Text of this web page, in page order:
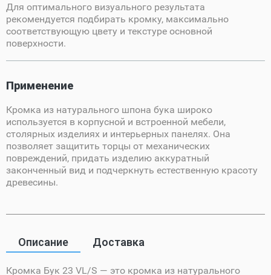
Для оптимального визуального результата
рекомендуется подбирать кромку, максимально
соответствующую цвету и текстуре основной
поверхности.
Применение
Кромка из натурального шпона бука широко
используется в корпусной и встроенной мебели,
столярных изделиях и интерьерных панелях. Она
позволяет защитить торцы от механических
повреждений, придать изделию аккуратный
законченный вид и подчеркнуть естественную красоту
древесины.
Описание Доставка
Кромка Бук 23 VL/S — это кромка из натурального